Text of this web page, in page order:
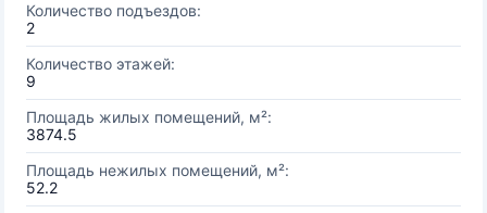
Количество подъездов:
2
Количество этажей:
9
Площадь жилых помещений, м²:
3874.5
Площадь нежилых помещений, м²:
52.2